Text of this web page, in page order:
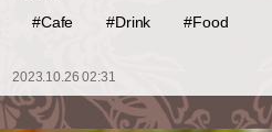
#Cafe
#Drink #Food
2023.10.26 02:31